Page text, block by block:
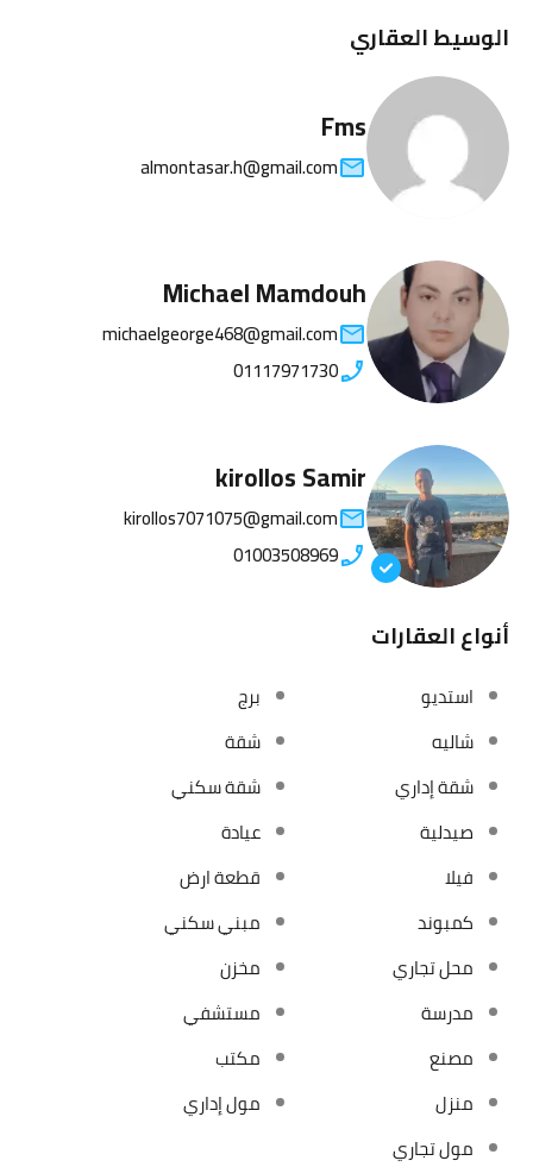
الوسيط العقاري
Fms
almontasar.h@gmail.com
Michael Mamdouh
michaelgeorge468@gmail.com
01117971730
kirollos Samir
kirollos7071075@gmail.com
01003508969
أنواع العقارات
استديو
برج
شاليه
شقة
شقة إداري
شقة سكني
صيدلية
عيادة
فيلا
قطعة ارض
كمبوند
مبني سكني
محل تجاري
مخزن
مدرسة
مستشفي
مصنع
مكتب
منزل
مول إداري
مول تجاري